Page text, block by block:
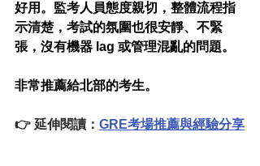
好用。監考人員態度親切，整體流程指
示清楚，考試的氛圍也很安靜、不緊
張，沒有機器 lag 或管理混亂的問題。
非常推薦給北部的考生。
👉 延伸閱讀： GRE考場推薦與經驗分享